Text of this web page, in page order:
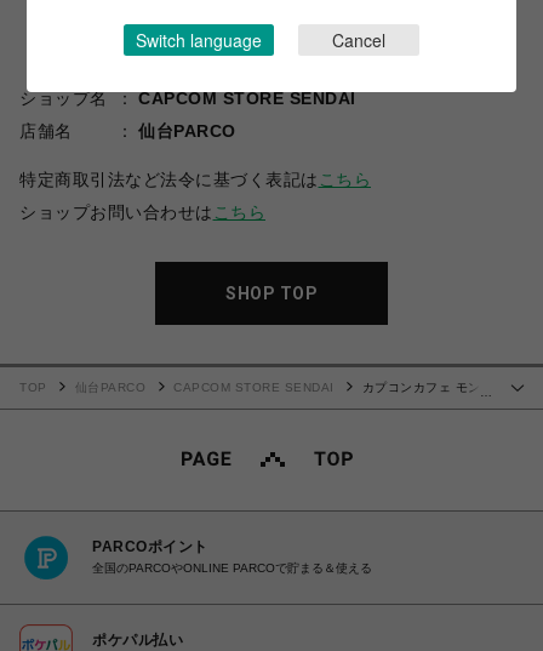
ショップ名
CAPCOM STORE SENDAI
店舗名
仙台PARCO
特定商取引法など法令に基づく表記は こちら
ショップお問い合わせは こちら
SHOP TOP
TOP 仙台PARCO CAPCOM STORE SENDAI
カプコンカフェ モンス
PARCOポイント
全国のPARCOやONLINE PARCOで貯まる＆使える
ポケパル払い
Switch language Cancel